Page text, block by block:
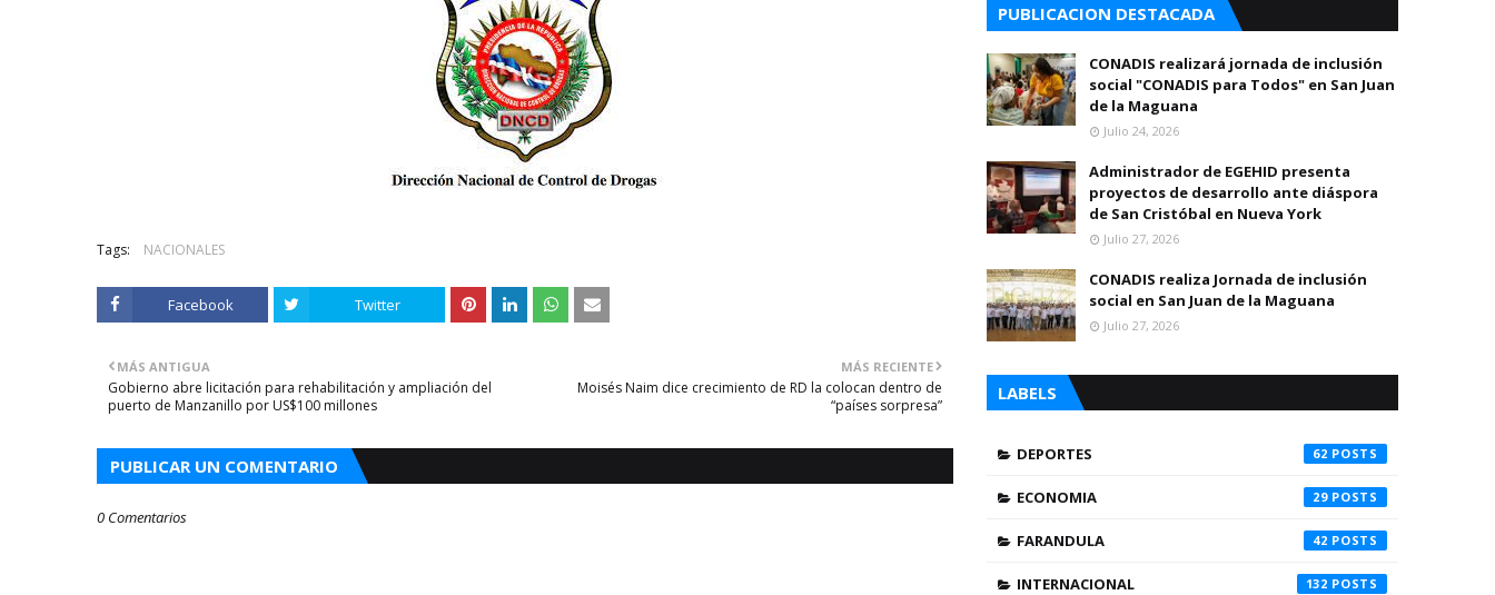
Tags: NACIONALES
Facebook Twitter
MÁS RECIENTE
Moisés Naim dice crecimiento de RD la colocan dentro de
“países sorpresa”
MÁS ANTIGUA
Gobierno abre licitación para rehabilitación y ampliación del
puerto de Manzanillo por US$100 millones
PUBLICAR UN COMENTARIO
0 Comentarios
PUBLICACION DESTACADA
CONADIS realizará jornada de inclusión
social "CONADIS para Todos" en San Juan
de la Maguana
Julio 24, 2026
Administrador de EGEHID presenta
proyectos de desarrollo ante diáspora
de San Cristóbal en Nueva York
Julio 27, 2026
CONADIS realiza Jornada de inclusión
social en San Juan de la Maguana
Julio 27, 2026
LABELS
DEPORTES 62
ECONOMIA 29
FARANDULA 42
INTERNACIONAL 132